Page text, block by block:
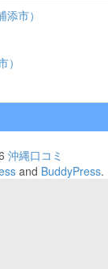
市）
沖縄口コミ
and BuddyPress.